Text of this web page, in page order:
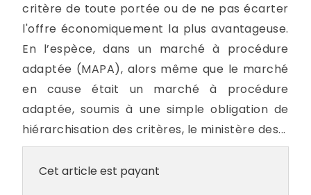
critère de toute portée ou de ne pas écarter
l'offre économiquement la plus avantageuse.
En l’espèce, dans un marché à procédure
adaptée (MAPA), alors même que le marché
en cause était un marché à procédure
adaptée, soumis à une simple obligation de
hiérarchisation des critères, le ministère des...
Cet article est payant